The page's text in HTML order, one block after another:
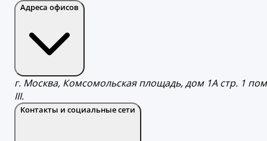
Адреса офисов
г. Москва, Комсомольская площадь, дом 1А стр. 1 пом
III.
Контакты и социальные сети